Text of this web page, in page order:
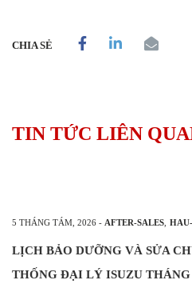
CHIA SẺ
TIN TỨC LIÊN
5 THÁNG TÁM, 2026 - AFTER-SALES
LỊCH BẢO DƯỠNG VÀ SỬA
THỐNG ĐẠI LÝ ISUZU THÁNG